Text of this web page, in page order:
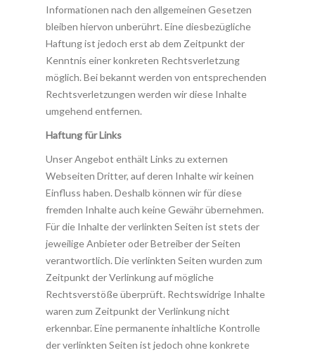
Informationen nach den allgemeinen Gesetzen
bleiben hiervon unberührt. Eine diesbezügliche
Haftung ist jedoch erst ab dem Zeitpunkt der
Kenntnis einer konkreten Rechtsverletzung
möglich. Bei bekannt werden von entsprechenden
Rechtsverletzungen werden wir diese Inhalte
umgehend entfernen.
Haftung für Links
Unser Angebot enthält Links zu externen
Webseiten Dritter, auf deren Inhalte wir keinen
Einfluss haben. Deshalb können wir für diese
fremden Inhalte auch keine Gewähr übernehmen.
Für die Inhalte der verlinkten Seiten ist stets der
jeweilige Anbieter oder Betreiber der Seiten
verantwortlich. Die verlinkten Seiten wurden zum
Zeitpunkt der Verlinkung auf mögliche
Rechtsverstöße überprüft. Rechtswidrige Inhalte
waren zum Zeitpunkt der Verlinkung nicht
erkennbar. Eine permanente inhaltliche Kontrolle
der verlinkten Seiten ist jedoch ohne konkrete